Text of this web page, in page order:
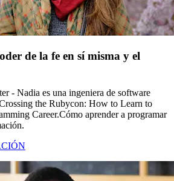
de la fe en sí misma y el
- Nadia es una ingeniera de software
the Rubycon: How to Learn to
Career.Cómo aprender a programar